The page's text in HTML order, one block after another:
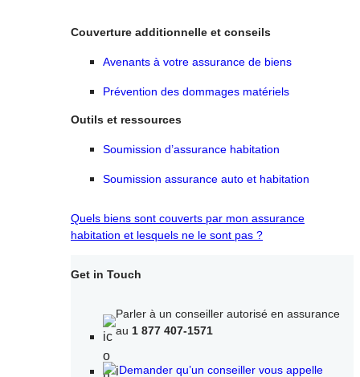
Couverture additionnelle et conseils
Avenants à votre assurance de biens
Prévention des dommages matériels
Outils et ressources
Soumission d’assurance habitation
Soumission assurance auto et habitation
Quels biens sont couverts par mon assurance
habitation et lesquels ne le sont pas ?
Get in Touch
Parler à un conseiller autorisé en assurance
au 1 877 407-1571
Demander qu’un conseiller vous appelle